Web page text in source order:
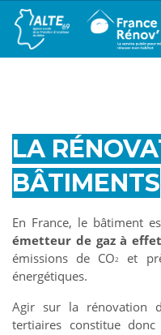
LA
BÂTIMENTS
En France, le bâtiment
émetteur de gaz à
émissions de CO2
et
énergétiques.
Agir sur la rénovation
tertiaires constitue